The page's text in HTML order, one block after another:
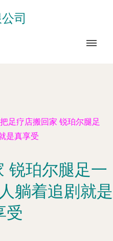
司
把足疗店搬回家 锐珀尔腿足
是真享受
锐珀尔腿足一
躺着追剧就是
受